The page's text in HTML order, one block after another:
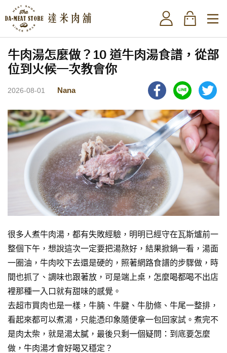
牛肉湯怎麼做？10 道牛肉湯食譜，從部
位到火候一次教會你
2026-08-01 Nana
很多人煮牛肉湯，都有失敗經驗，明明已經守在瓦斯爐前一
整個下午，想說這次一定要把湯熬好，結果掀鍋一看，湯面
一圈油，牛肉咬下去還是硬的，照著網路食譜的步驟做，時
間也抓了、調味也跟著放，可是端上桌，怎麼喝都喝不出店
裡那種一入口就有甜味的感覺。
去超市買肉也是一樣，牛腩、牛腱、牛肋條、牛尾一整排，
看起來都可以煮湯，只能憑印象隨便拿一包回家試。煮完不
是肉太柴，就是湯太膩，最後只剩一個疑問：到底要怎麼
做，牛肉湯才會好喝又穩定？